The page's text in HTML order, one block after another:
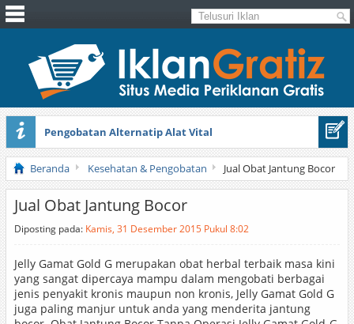
Pengobatan Alternatip Alat Vital
Pita Cantik Pesona
Beranda Kesehatan & Pengobatan Jual Obat Jantung Bocor
Jual Obat Jantung Bocor
Diposting pada: Kamis, 31 Desember 2015 Pukul 8:02
Jelly Gamat Gold G merupakan obat herbal terbaik masa kini
yang sangat dipercaya mampu dalam mengobati berbagai
jenis penyakit kronis maupun non kronis, Jelly Gamat Gold G
juga paling manjur untuk anda yang menderita jantung